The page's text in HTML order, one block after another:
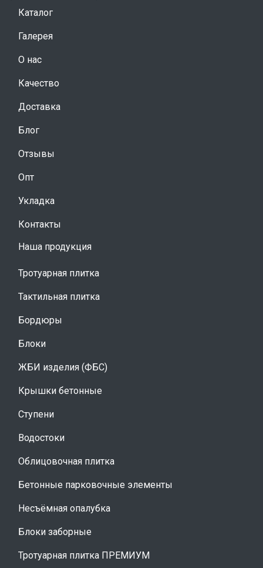
Каталог
Галерея
О нас
Качество
Доставка
Блог
Отзывы
Опт
Укладка
Контакты
Наша продукция
Тротуарная плитка
Тактильная плитка
Бордюры
Блоки
ЖБИ изделия (ФБС)
Крышки бетонные
Ступени
Водостоки
Облицовочная плитка
Бетонные парковочные элементы
Несъёмная опалубка
Блоки заборные
Тротуарная плитка ПРЕМИУМ